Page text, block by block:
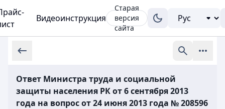
Видеоинструкция
Старая
версия
сайта
Ответ Министра труда и социальной
защиты населения РК от 6 сентября 2013
года на вопрос от 24 июня 2013 года № 208596